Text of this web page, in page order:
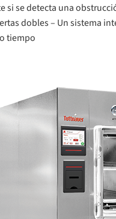
si se detecta una
dobles – Un sistema
tiempo